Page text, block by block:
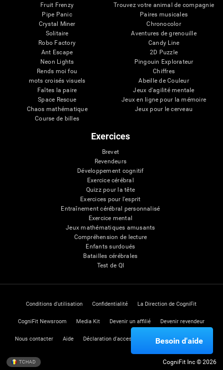
Fruit Frenzy
Pipe Panic
Crystal Miner
Solitaire
Robo Factory
Ant Escape
Neon Lights
Rends moi fou
mots croisés visuels
Faîtes la paire
Space Rescue
Chaos mathématique
Course de billes
Trouvez votre animal de compagnie
Paires musicales
Chronocolor
Aventures de grenouille
Candy Line
2D Puzzle
Pingouin Explorateur
Chiffres
Abeille de Couleur
Jeux d'agilité mentale
Jeux en ligne pour la mémoire
Jeux pour le cerveau
Exercices
Brevet
Revendeurs
Développement cognitif
Exercice cérébral
Quizz pour la tête
Exercices pour l'esprit
Entraînement cérébral personnalisé
Exercice mental
Jeux mathématiques amusants
Compréhension de lecture
Enfants surdoués
Batailles cérébrales
Test de QI
Conditions d'utilisation Confidentialité La Direction de CogniFit
CogniFit Newsroom Media Kit Devenir un affilié Devenir revendeur
Nous contacter Aide Déclaration d'accessibilité Centre de Confiance
TCHAD CogniFit Inc © 2026
Besoin d'aide